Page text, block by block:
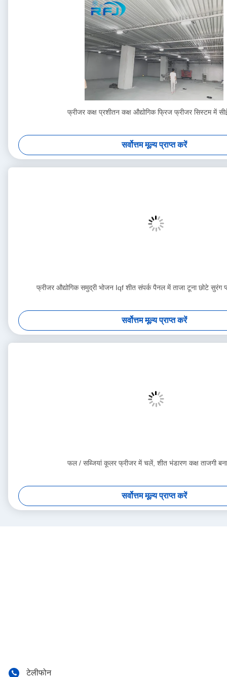
फ्रीजर कक्ष प्रशीतन कक्ष औद्योगिक फ्रिज फ्रीजर सिस्टम में
सर्वोत्तम मूल्य प्राप्त करें
फ्रीजर औद्योगिक समुद्री भोजन Iqf शीत संपर्क पैनल में ताजा टूना छोटे सुरंग
सर्वोत्तम मूल्य प्राप्त करें
फल / सब्जियां कूलर फ्रीजर में चलें, शीत भंडारण कक्ष ताजगी
सर्वोत्तम मूल्य प्राप्त करें
टेलीफोन